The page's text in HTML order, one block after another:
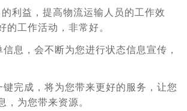
利益，提高物流运输人员的工作效
的工作活动，非常好。
息，会不断为您进行状态信息宣传，
完成，将为您带来更好的服务，让您
，为您带来资源。